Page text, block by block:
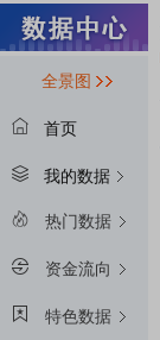
全景图
首页
我的数据
热门数据
资金流向
特色数据